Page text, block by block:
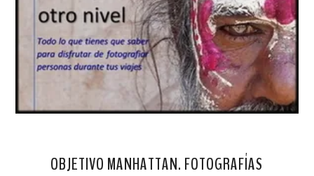
OBJETIVO MANHATTAN. FOTOGRAFÍAS